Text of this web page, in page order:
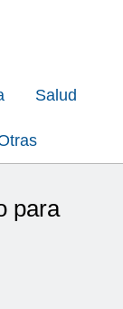
Salud
para